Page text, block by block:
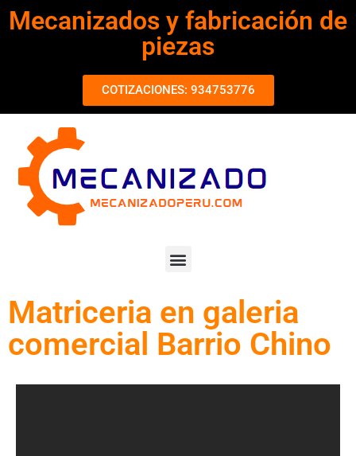
Mecanizados y fabricación de
piezas
COTIZACIONES: 934753776
Matriceria en galeria
comercial Barrio Chino